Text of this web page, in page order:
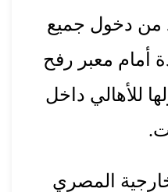
من دخول جميع
أمام معبر رفح
للأهالي داخل
المصري